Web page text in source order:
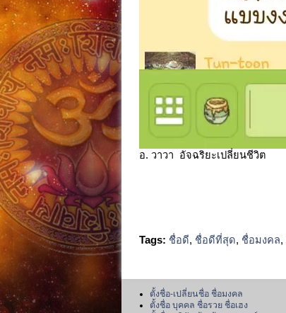
อ. วาวา อัจฉริยะเปลี่ยนชีวิต
Tags: ชื่อดี, ชื่อดีที่สุด, ชื่อมงคล,
ตั้งชื่อ-เปลี่ยนชื่อ ชื่อมงคล
ตั้งชื่อ บุคคล ชื่อรวย ชื่อเฮง